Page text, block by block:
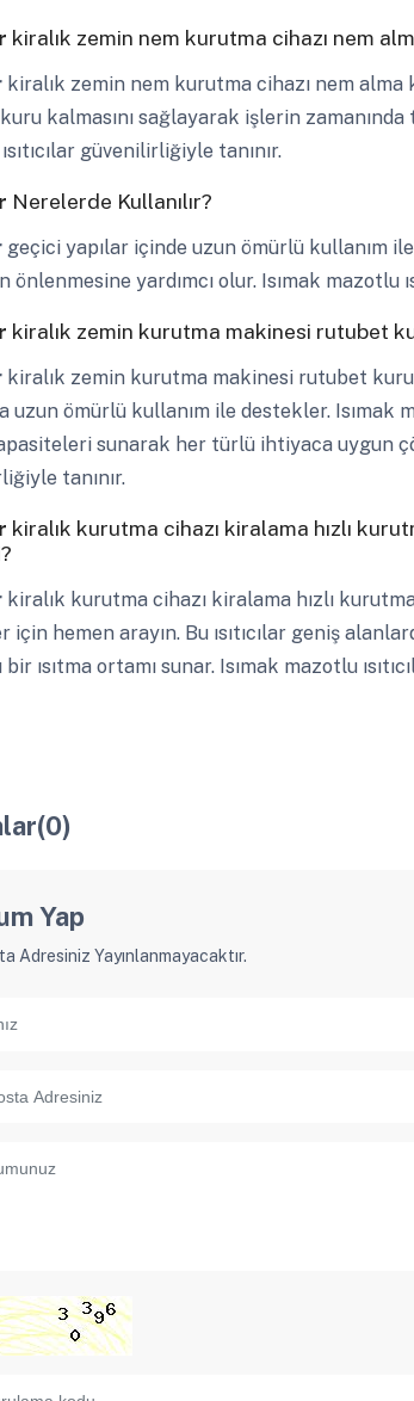
kiralık zemin nem kurutma cihazı nem
kiralık zemin nem kurutma cihazı nem
kalmasını sağlayarak işlerin zamanında
güvenilirliğiyle tanınır.
Nerelerde Kullanılır?
geçici yapılar içinde uzun ömürlü kullanım
önlenmesine yardımcı olur. Isımak mazotlu
kiralık zemin kurutma makinesi rutubet
kiralık zemin kurutma makinesi rutubet
uzun ömürlü kullanım ile destekler. Isımak
sunarak her türlü ihtiyaca uygun
tanınır.
kiralık kurutma cihazı kiralama hızlı
kiralık kurutma cihazı kiralama hızlı
için hemen arayın. Bu ısıtıcılar geniş
ısıtma ortamı sunar. Isımak mazotlu
Yap
Adresiniz Yayınlanmayacaktır.